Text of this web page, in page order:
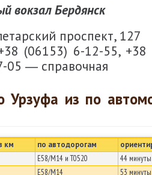
вокзал Бердянск
проспект, 127
(06153) 6-12-55,
05 ― справочная
Урзуфа из по
км по автодорогам
Е58/М14 и T0520
44 минуты
Е58/М14 53 минуты